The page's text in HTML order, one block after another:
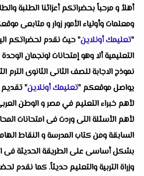
أهلاُ و مرحباً بحضراتكم أعزائنا الطلبة
ومعلمات وأولياء الأمور زوار و متابعى
"تعليمك أونلاين" حيث نقدم لحضراتكم
التعليمية ألا وهو
نموذج الاجابة للصف الثانى الثانوى الترم
يواصل موقعكم "تعليمك أونلاين" تقديم
لأهم خبراء التعليم في مصر و الوطن
لأهم الأسئلة التى وردت فى امتحانات
السابقة ومن كتاب المدرسة و النقاط
بشكل أساسى على الطريقة الحديثة فى
وزراة التربية والتعليم حديثاً. كما نقدم